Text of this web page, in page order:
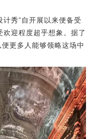
秀”自开展以来便备受
迎程度超乎想象。据了
更多人能够领略这场中